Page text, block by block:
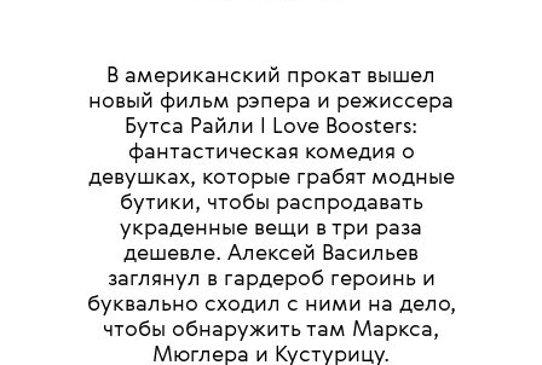
В американский прокат вышел
новый фильм рэпера и режиссера
Бутса Райли I Love Boosters:
фантастическая комедия о
девушках, которые грабят модные
бутики, чтобы распродавать
украденные вещи в три раза
дешевле. Алексей Васильев
заглянул в гардероб героинь и
буквально сходил с ними на дело,
чтобы обнаружить там Маркса,
Мюглера и Кустурицу.